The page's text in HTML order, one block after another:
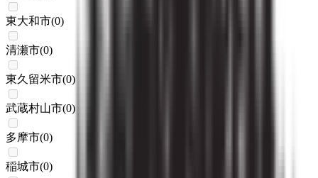
東大和市(0)
清瀬市(0)
東久留米市(0)
武蔵村山市(0)
多摩市(0)
稲城市(0)